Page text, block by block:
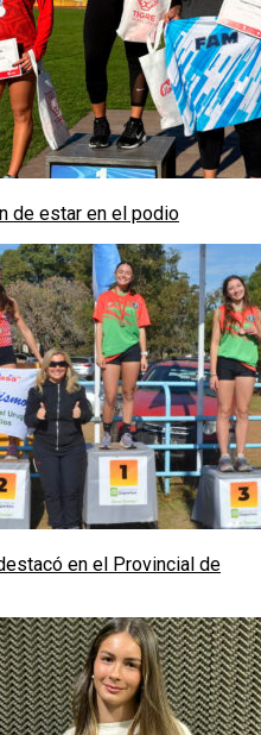
de estar en el podio
en el Provincial de